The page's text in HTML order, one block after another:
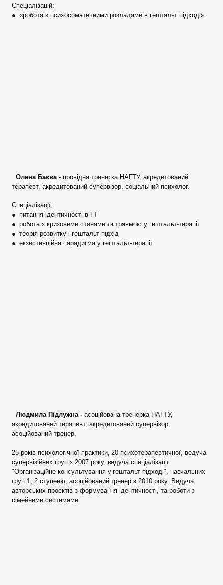
Спеціалізацій:
● «робота з психосоматичними розладами в гештальт підході».
Олена Баєва- провідна тренерка НАГТУ, акредитований
терапевт, акредитований супервізор, соціальний психолог.
Спеціалізації;
● питання ідентичності в ГТ
● робота з кризовими станами та травмою у гештальт-терапії
● теорія розвитку і гештальт-підхід
● екзистенційна парадигма у гештальт-терапії
Людмила Підлужна - асоційована тренерка НАГТУ,
акредитований терапевт, акредитований супервізор,
асоційований тренер.
25 років психологічної практики, 20 психотерапевтичної, ведуча
супервізійних груп з 2007 року, ведуча спеціалізації
"Організаційне консультування у гештальт підході", навчальних
груп 1, 2 ступеню, асоційований тренер з 2010 року. Ведуча
авторських проєктів з формування ідентичності, та роботи з
сімейними системами.